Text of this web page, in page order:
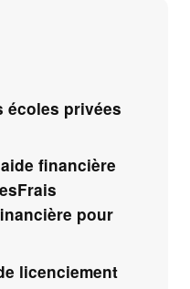
écoles privées
financière
pour
licenciement